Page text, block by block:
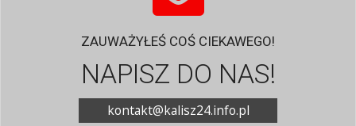
ZAUWAŻYŁEŚ COŚ CIEKAWEGO!
NAPISZ DO NAS!
kontakt@kalisz24.info.pl